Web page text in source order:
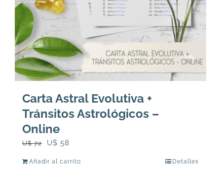
Carta Astral Evolutiva +
Tránsitos Astrológicos –
Online
U$72
El
U$ 58
Añadir al carrito Detalles